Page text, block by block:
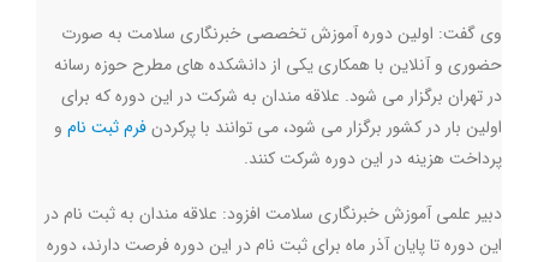
وی گفت: اولین دوره آموزش تخصصی خبرنگاری سلامت به صورت
حضوری و آنلاین با همکاری یکی از دانشکده های مطرح حوزه رسانه
در تهران برگزار می شود. علاقه مندان به شرکت در این دوره که برای
اولین بار در کشور برگزار می شود، می توانند با پرکردنفرم ثبت نام و
پرداخت هزینه در این دوره شرکت کنند.
دبیر علمی آموزش خبرنگاری سلامت افزود: علاقه مندان به ثبت نام در
این دوره تا پایان آذر ماه برای ثبت نام در این دوره فرصت دارند، دوره